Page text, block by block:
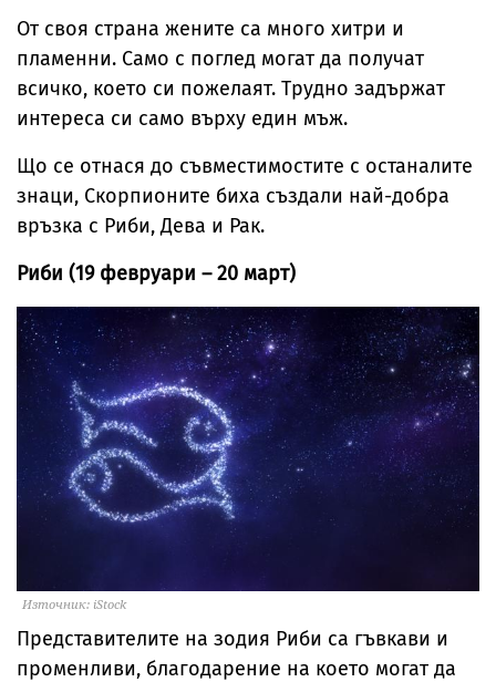
От своя страна жените са много хитри и
пламенни. Само с поглед могат да получат
всичко, което си пожелаят. Трудно задържат
интереса си само върху един мъж.
Що се отнася до съвместимостите с останалите
знаци, Скорпионите биха създали най-добра
връзка с Риби, Дева и Рак.
Риби (19 февруари – 20 март)
Източник: iStock
Представителите на зодия Риби са гъвкави и
променливи, благодарение на което могат да